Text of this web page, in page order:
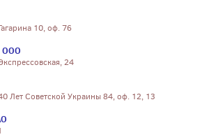
10, оф. 76
ООО
24
Лет Советской Украины 84, оф. 12, 13